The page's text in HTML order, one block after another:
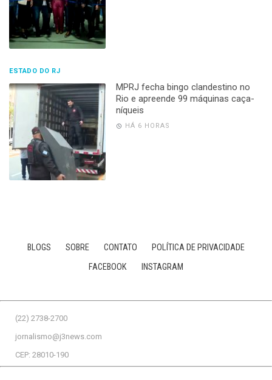
ESTADO DO RJ
MPRJ fecha bingo clandestino no
Rio e apreende 99 máquinas caça-
níqueis
HÁ 6 HORAS
BLOGS SOBRE CONTATO
POLÍTICA DE PRIVACIDADE
FACEBOOK
INSTAGRAM
(22) 2738-2700
jornalismo@j3news.com
CEP: 28010-190